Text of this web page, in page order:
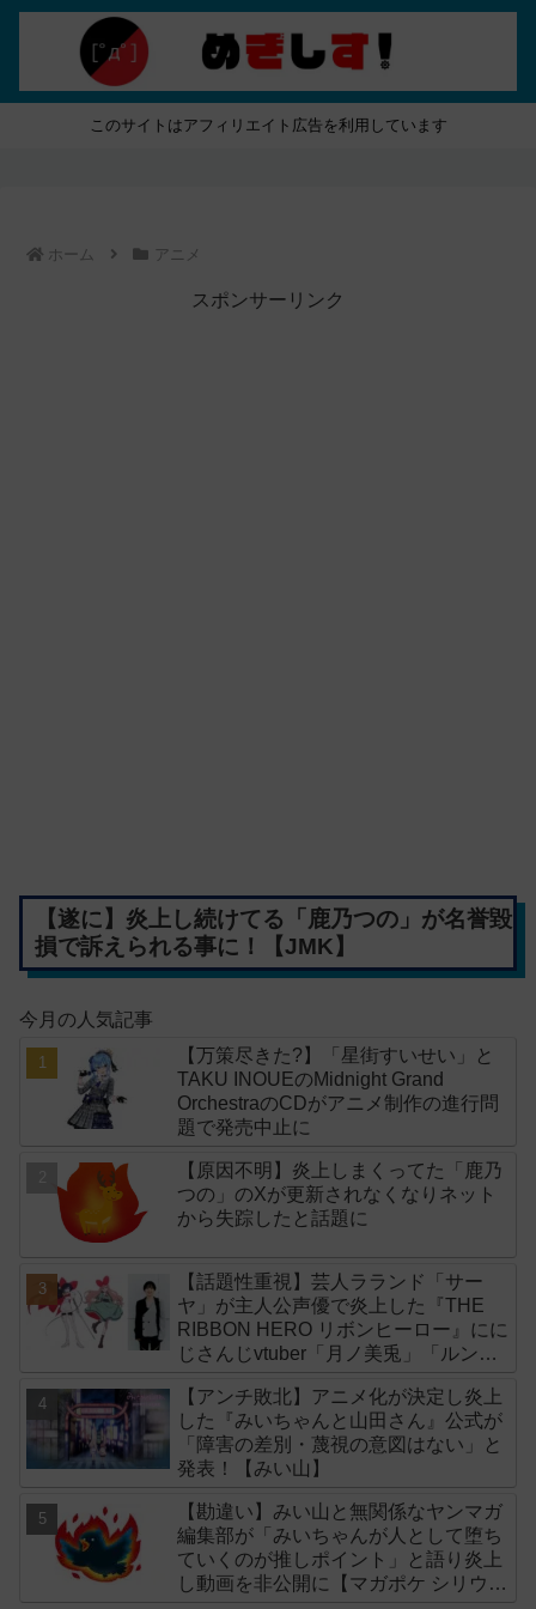
このサイトはアフィリエイト広告を利用しています
ホーム アニメ
スポンサーリンク
【遂に】炎上し続けてる「鹿乃つの」が名誉毀
損で訴えられる事に！【JMK】
今月の人気記事
【万策尽きた?】「星街すいせい」と
TAKU INOUEのMidnight Grand
OrchestraのCDがアニメ制作の進行問
題で発売中止に
【原因不明】炎上しまくってた「鹿乃
つの」のXが更新されなくなりネット
から失踪したと話題に
【話題性重視】芸人ラランド「サー
ヤ」が主人公声優で炎上した『THE
RIBBON HERO リボンヒーロー』にに
じさんじvtuber「月ノ美兎」「ルンル
【アンチ敗北】アニメ化が決定し炎上
した『みいちゃんと山田さん』公式が
「障害の差別・蔑視の意図はない」と
発表！【みい山】
【勘違い】みい山と無関係なヤンマガ
編集部が「みいちゃんが人として堕ち
ていくのが推しポイント」と語り炎上
し動画を非公開に【マガポケ シリウ